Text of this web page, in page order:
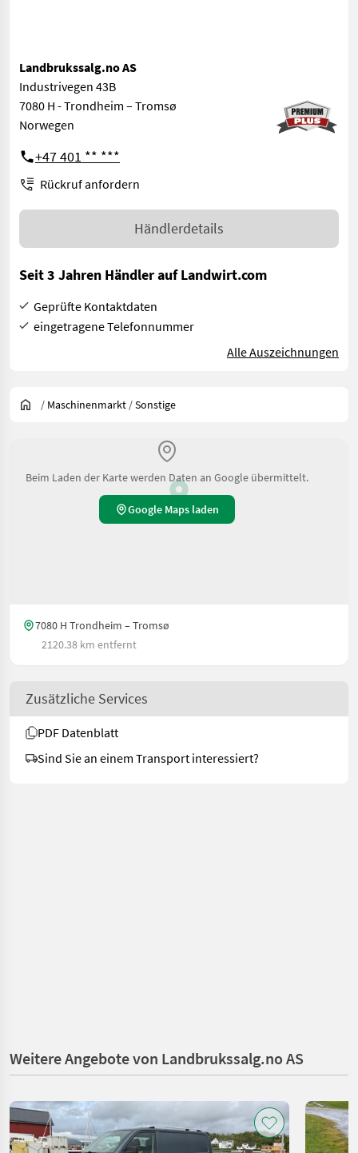
Landbrukssalg.no AS
Industrivegen 43B
7080 H - Trondheim – Tromsø
Norwegen
+47 401 ** ***
Rückruf anfordern
Händlerdetails
Seit 3 Jahren Händler auf Landwirt.com
Geprüfte Kontaktdaten
eingetragene Telefonnummer
Alle Auszeichnungen
/ Maschinenmarkt /Sonstige
Beim Laden der Karte werden Daten an Google übermittelt.
Google Maps laden
7080 H Trondheim – Tromsø
2120.38 km entfernt
Zusätzliche Services
PDF Datenblatt
Sind Sie an einem Transport interessiert?
Weitere Angebote von Landbrukssalg.no AS